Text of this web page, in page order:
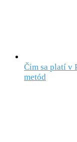
Čim sa platí v
metód